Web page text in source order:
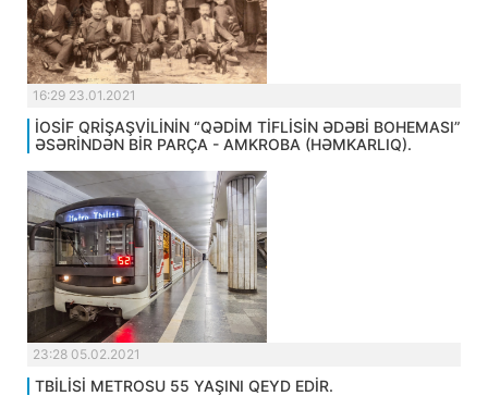
16:29 23.01.2021
İOSİF QRİŞAŞVİLİNİN “QƏDİM TİFLİSİN ƏDƏBİ BOHEMASI”
ƏSƏRİNDƏN BİR PARÇA - AMKROBA (HƏMKARLIQ).
23:28 05.02.2021
TBİLİSİ METROSU 55 YAŞINI QEYD EDİR.